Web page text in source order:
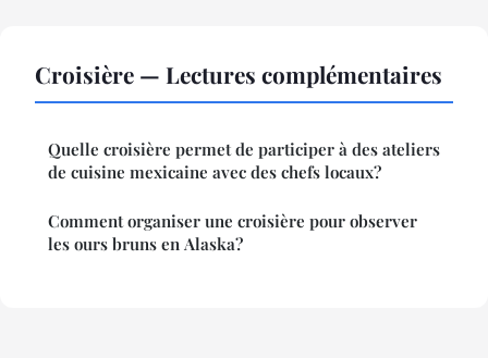
Croisière — Lectures complémentaires
Quelle croisière permet de participer à des ateliers
de cuisine mexicaine avec des chefs locaux?
Comment organiser une croisière pour observer
les ours bruns en Alaska?